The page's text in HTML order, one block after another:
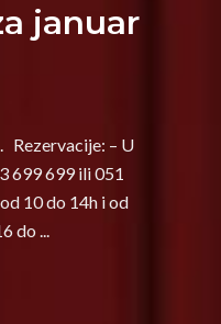
januar
Rezervacije: – U
699 699 ili 051
10 do 14h i od
do